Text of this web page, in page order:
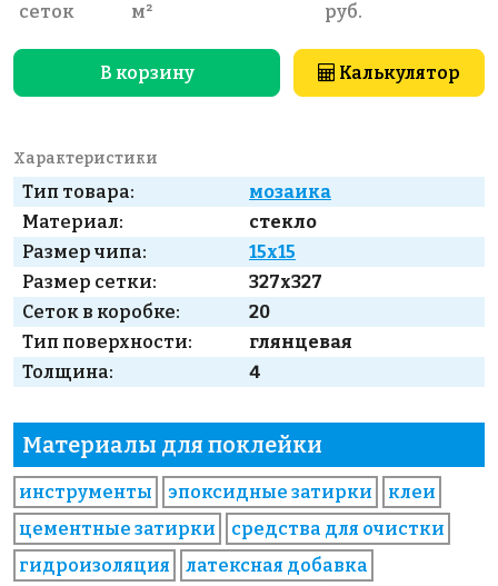
сеток м² руб.
В корзину Калькулятор
Характеристики
Тип товара:
мозаика
Материал:
стекло
Размер чипа:
15x15
Размер сетки:
327x327
Сеток в коробке:
20
Тип поверхности:
глянцевая
Толщина:
4
Материалы для поклейки
инструменты эпоксидные затирки
клеи
цементные затирки
средства для очистки
гидроизоляция
латексная добавка